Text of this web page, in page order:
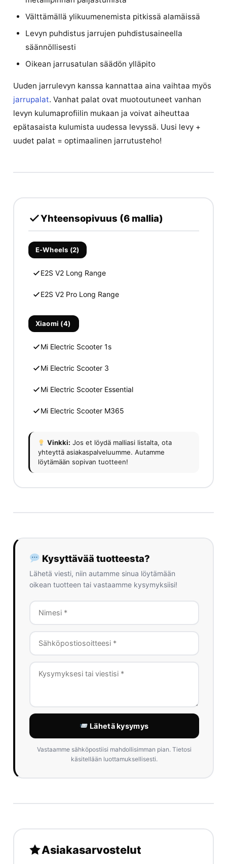
Välttämällä ylikuumenemista pitkissä alamäissä
Levyn puhdistus jarrujen puhdistusaineella
säännöllisesti
Oikean jarrusatulan säädön ylläpito
Uuden jarrulevyn kanssa kannattaa aina vaihtaa myös
jarrupalat. Vanhat palat ovat muotoutuneet vanhan
levyn kulumaprofiilin mukaan ja voivat aiheuttaa
epätasaista kulumista uudessa levyssä. Uusi levy +
uudet palat = optimaalinen jarrutusteho!
Yhteensopivuus (6 mallia)
E-Wheels (2)
E2S V2 Long Range
E2S V2 Pro Long Range
Xiaomi (4)
Mi Electric Scooter 1s
Mi Electric Scooter 3
Mi Electric Scooter Essential
Mi Electric Scooter M365
Vinkki: Jos et löydä malliasi listalta, ota
yhteyttä asiakaspalveluumme. Autamme
löytämään sopivan tuotteen!
Kysyttävää tuotteesta?
Lähetä viesti, niin autamme sinua löytämään
oikean tuotteen tai vastaamme kysymyksiisi!
Lähetä kysymys
Vastaamme sähköpostiisi mahdollisimman pian. Tietosi
käsitellään luottamuksellisesti.
Asiakasarvostelut